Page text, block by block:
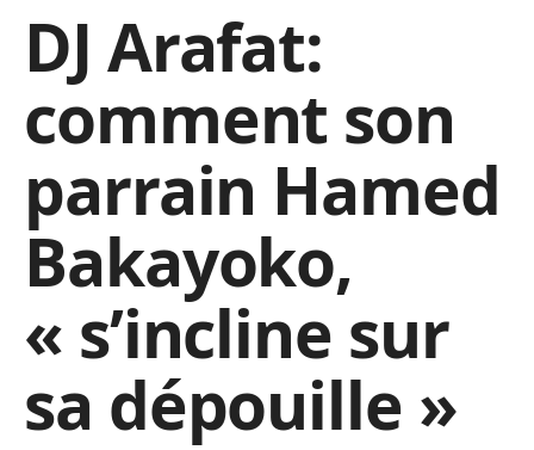
DJ Arafat:
comment son
parrain Hamed
Bakayoko,
« s’incline sur
sa dépouille »